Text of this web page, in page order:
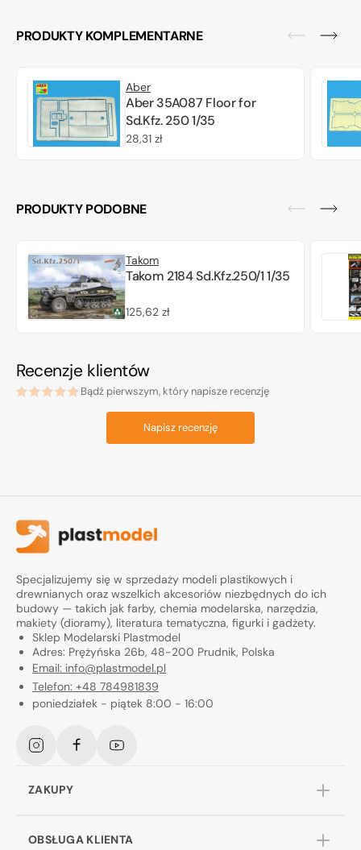
PRODUKTY KOMPLEMENTARNE
Aber
Aber 35A087 Floor for
Sd.Kfz. 250 1/35
Cena
28,31 zł
PRODUKTY PODOBNE
Takom
Takom 2184 Sd.Kfz.250/1 1/35
Cena
125,62 zł
Recenzje klientów
Bądź pierwszym, który napisze recenzję
Napisz recenzję
Specjalizujemy się w sprzedaży modeli plastikowych i
drewnianych oraz wszelkich akcesoriów niezbędnych do ich
budowy — takich jak farby, chemia modelarska, narzędzia,
makiety (dioramy), literatura tematyczna, figurki i gadżety.
Sklep Modelarski Plastmodel
Adres: Prężyńska 26b, 48-200 Prudnik, Polska
Email: info@plastmodel.pl
Telefon: +48 784981839
poniedziałek - piątek 8:00 - 16:00
InstagramFacebookYouTube
ZAKUPY
OBSŁUGA KLIENTA